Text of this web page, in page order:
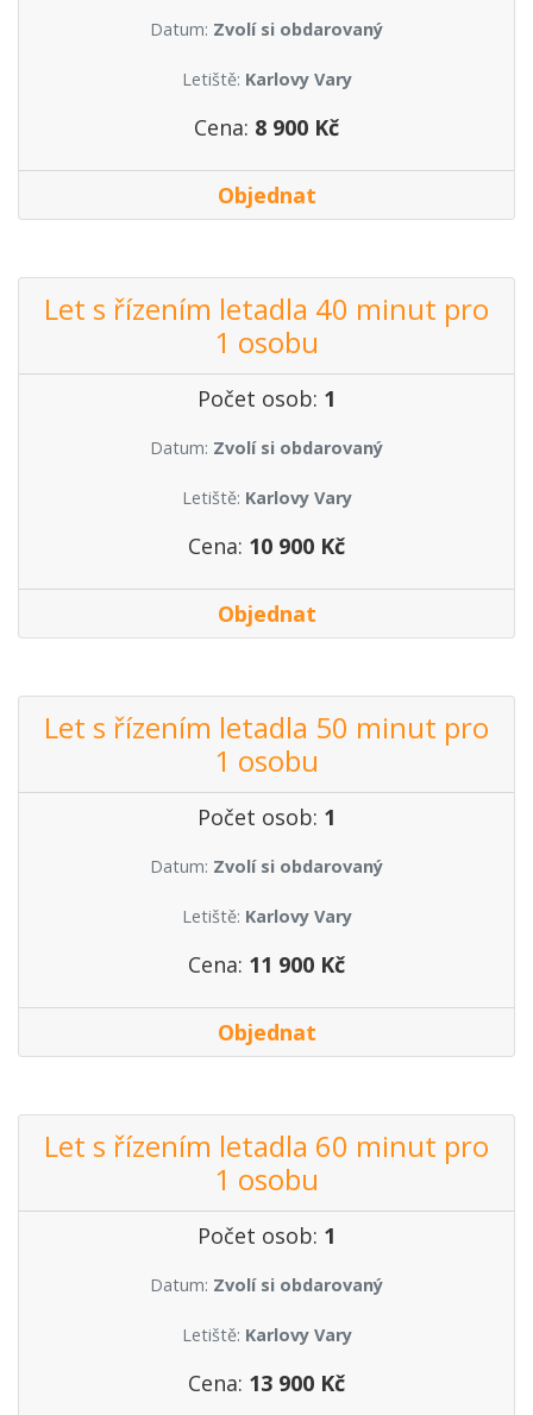
Datum: Zvolí si obdarovaný
Letiště: Karlovy Vary
Cena: 8 900 Kč
Objednat
Let s řízením letadla 40 minut pro
1 osobu
Počet osob: 1
Datum: Zvolí si obdarovaný
Letiště: Karlovy Vary
Cena: 10 900 Kč
Objednat
Let s řízením letadla 50 minut pro
1 osobu
Počet osob: 1
Datum: Zvolí si obdarovaný
Letiště: Karlovy Vary
Cena: 11 900 Kč
Objednat
Let s řízením letadla 60 minut pro
1 osobu
Počet osob: 1
Datum: Zvolí si obdarovaný
Letiště: Karlovy Vary
Cena: 13 900 Kč